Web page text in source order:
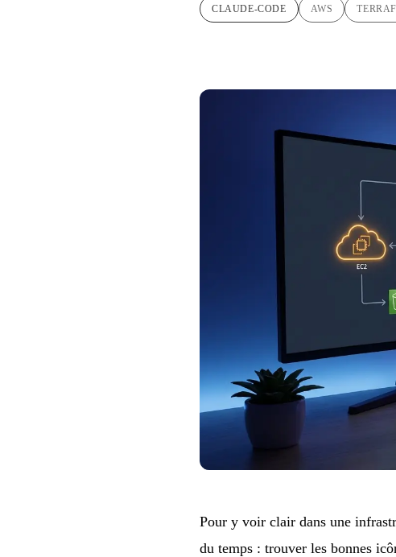
CLAUDE-CODE AWS
Pour y voir clair dans une
du temps : trouver les bonnes